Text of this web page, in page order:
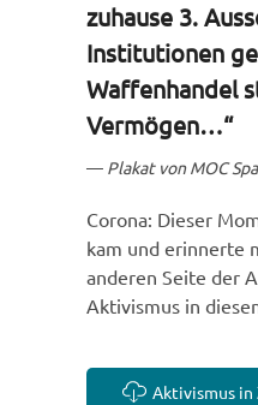
zuhause 3.
Institutionen
Waffenhandel
Vermögen…“
Plakat von MOC
Corona: Dieser
kam und erinnerte
anderen Seite der
Aktivismus in
Aktivismus in